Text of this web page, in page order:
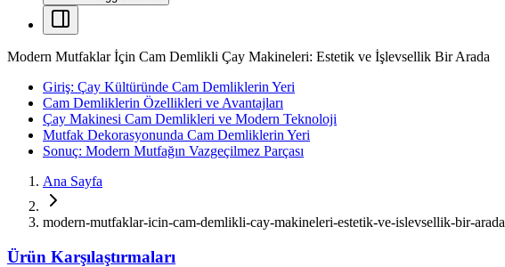
Modern Mutfaklar İçin Cam Demlikli Çay Makineleri: Estetik ve İşlevsellik Bir Arada
Giriş: Çay Kültüründe Cam Demliklerin Yeri
Cam Demliklerin Özellikleri ve Avantajları
Çay Makinesi Cam Demlikleri ve Modern Teknoloji
Mutfak Dekorasyonunda Cam Demliklerin Yeri
Sonuç: Modern Mutfağın Vazgeçilmez Parçası
Ana Sayfa
modern-mutfaklar-icin-cam-demlikli-cay-makineleri-estetik-ve-islevsellik-bir-arada
Ürün Karşılaştırmaları